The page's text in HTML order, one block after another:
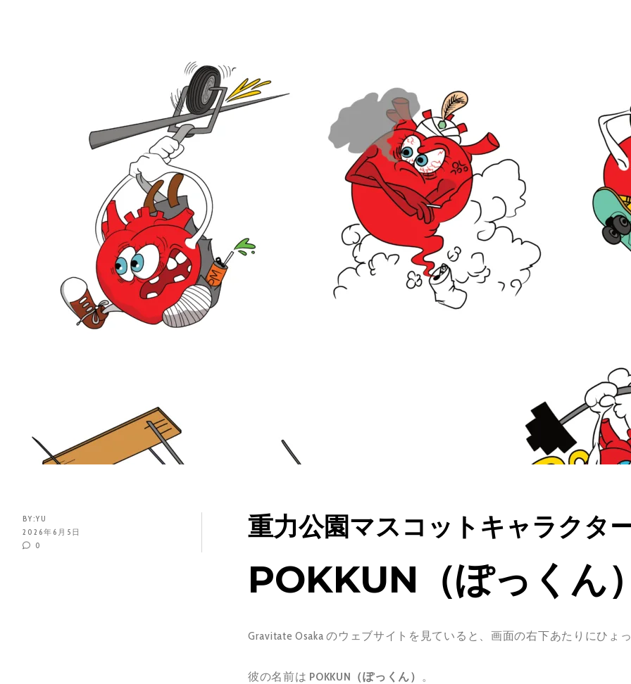
BY:YU
2026年6月5日
0
重力公園マスコットキャラクタ
POKKUN（ぽっくん
Gravitate Osaka のウェブサイトを見ていると、画面の右下あたりにひょ
彼の名前は POKKUN（ぽっくん） 。